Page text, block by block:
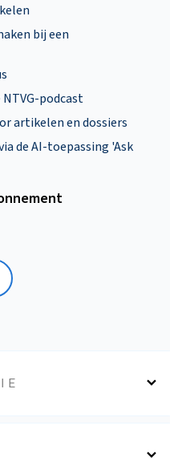
bij een
podcast
artikelen en dossiers
de AI-toepassing 'Ask